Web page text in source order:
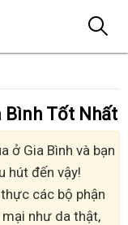
Bình Tốt Nhất
ở Gia Bình và bạn
hút đến vậy!
các bộ phận
như da thật,